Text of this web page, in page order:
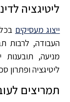
ליטיגציה
ייצוג מעסיקים
העבודה, לרבות
מניעה, תובענות
ליטיגציה ופתרון
תמריצים